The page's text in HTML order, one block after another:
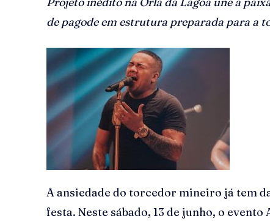
de pagode em estrutura preparada para a
A ansiedade do torcedor mineiro já tem
festa. Neste sábado, 13 de junho, o